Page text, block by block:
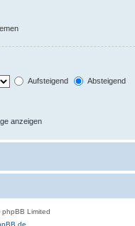
Aufsteigend Absteigend
anzeigen
Limited